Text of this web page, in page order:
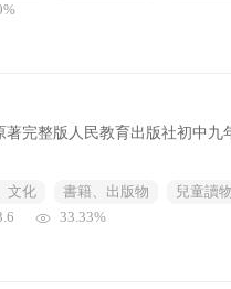
著完整版人民教育出版社初中九
文化 書籍、出版物 兒童讀物
33.33%